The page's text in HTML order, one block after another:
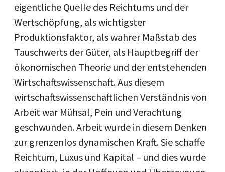
eigentliche Quelle des Reichtums und der
Wertschöpfung, als wichtigster
Produktionsfaktor, als wahrer Maßstab des
Tauschwerts der Güter, als Hauptbegriff der
ökonomischen Theorie und der entstehenden
Wirtschaftswissenschaft. Aus diesem
wirtschaftswissenschaftlichen Verständnis von
Arbeit war Mühsal, Pein und Verachtung
geschwunden. Arbeit wurde in diesem Denken
zur grenzenlos dynamischen Kraft. Sie schaffe
Reichtum, Luxus und Kapital – und dies wurde